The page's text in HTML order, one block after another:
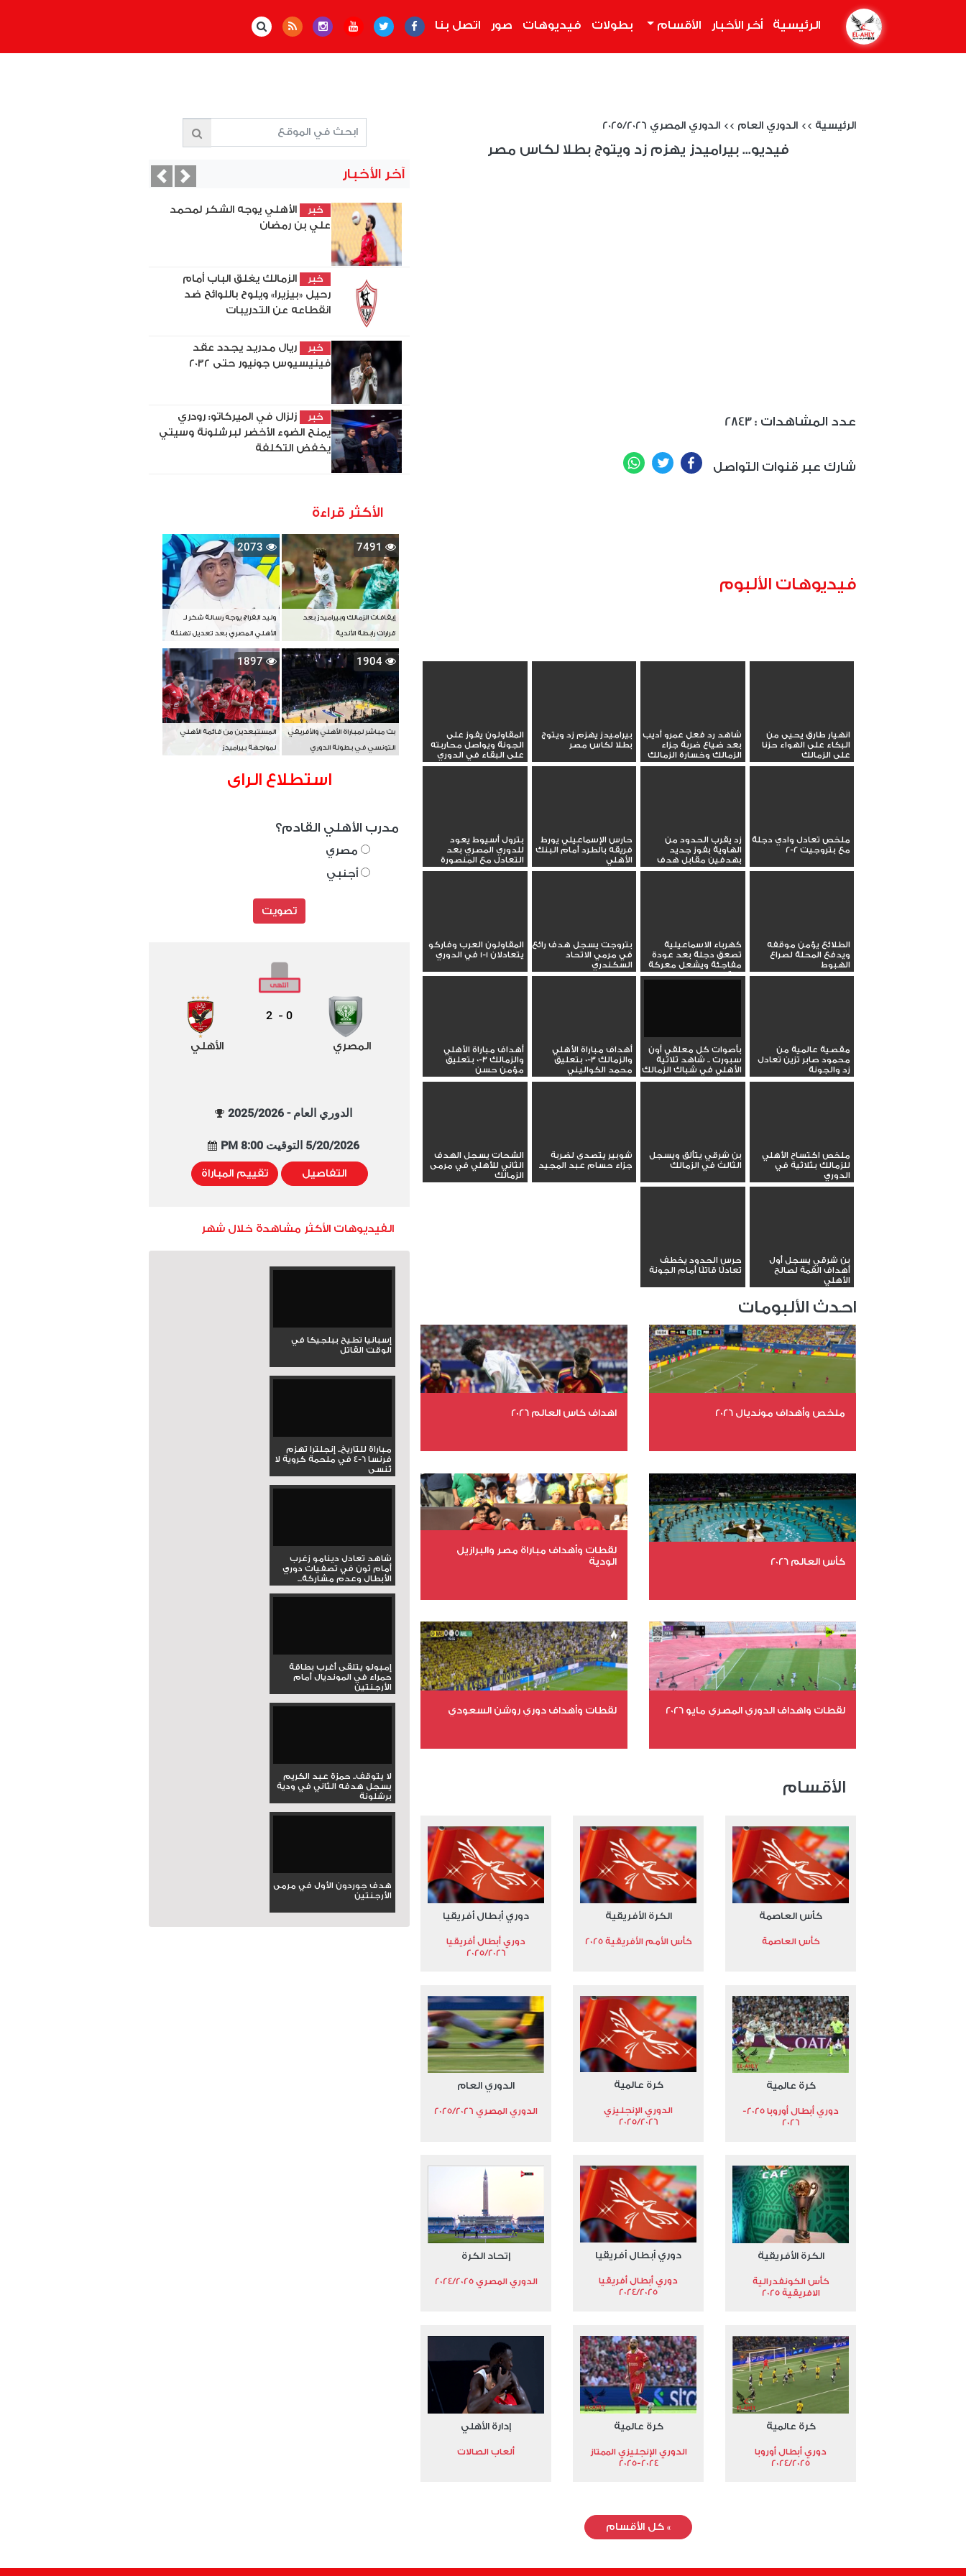
الرئيسية أخر الأخبار الأقسام بطولات فيديوهات صور اتصل بنا
الرئيسية >> الدوري العام >> الدوري المصري 2025/2026
فيديو... بيراميدز يهزم زد ويتوج بطلا لكاس مصر
2843 : عدد المشاهدات
شارك عبر قنوات التواصل Facebook
Twitter
WhatsApp
فيديوهات الألبوم
انهيار طارق يحيى من
البكاء على الهواء حزنا
على الزمالك
شاهد رد فعل عمرو أديب
بعد ضياع ضربة جزاء
الزمالك وخسارة الزمالك
بيراميدز يهزم زد ويتوج
بطلا لكاس مصر
المقاولون يفوز على
الجونة ويواصل محاربته
على البقاء في الدوري
ملخص تعادل وادي دجلة
مع بتروجيت 2-2
زد يقرب الحدود من
الهاوية بفوز جديد
بهدفين مقابل هدف
حارس الإسماعيلي يورط
فريقه بالطرد أمام البنك
الأهلي
بترول أسيوط يعود
للدوري المصري بعد
التعادل مع المنصورة
الطلائع يؤمن موقفه
ويدفع المحلة لصراع
الهبوط
كهرباء الاسماعيلية
تصعق دجلة بعد عودة
مفاجئة ويشعل معركة
البقاء
بتروجت يسجل هدف رائع
في مرمي الاتحاد
السكندري
المقاولون العرب وفاركو
يتعادلان 1-1 في الدوري
مقصية عالمية من
محمود صابر تزين تعادل
زد والجونة
بأصوات كل معلقي أون
سبورت .. شاهد ثلاثية
الأهلي في شباك الزمالك
أهداف مباراة الأهلي
والزمالك 3-0 بتعليق
محمد الكواليني
أهداف مباراة الأهلي
والزمالك 3-0 بتعليق
مؤمن حسن
ملخص اكتساح الأهلي
للزمالك بثلاثية في
الدوري
بن شرقي يتألق ويسجل
الثالث في الزمالك
شوبير يتصدى لضربة
جزاء حسام عبد المجيد
الشحات يسجل الهدف
الثاني للأهلي في مرمى
الزمالك
بن شرقي يسجل أول
أهداف القمة لصالح
الأهلي
حرس الحدود يخطف
تعادلًا قاتلًا أمام الجونة
احدث الألبومات
ملخص وأهداف مونديال 2026
عدد المشاهدات 4792
اهداف كاس العالم 2026
عدد المشاهدات 1983
كأس العالم 2026
عدد المشاهدات 10731
لقطات وأهداف مباراة مصر والبرازيل
الودية
عدد المشاهدات 15676
لقطات واهداف الدوري المصري مايو 2026 لقطات وأهداف دوري روشن السعودي
الأقسام
كأس العاصمة
كأس العاصمة
الكرة الأفريقية
كأس الأمم الأفريقية 2025
دوري أبطال أفريقيا
دوري أبطال أفريقيا
2025/2026
كرة عالمية
دوري أبطال أوروبا 2025-
2026
كرة عالمية
الدوري الإنجليزي
2025/2026
الدوري العام
الدوري المصري 2025/2026
الكرة الأفريقية
كأس الكونفدرالية
الافريقية 2025
دوري أبطال أفريقيا
دوري أبطال أفريقيا
2024/2025
إتحاد الكرة
الدوري المصري 2024/2025
كرة عالمية
دوري أبطال أوروبا
2024/2025
كرة عالمية
الدوري الإنجليزي الممتاز
2024-2025
إدارة الأهلي
ألعاب الصالات
»كل الأقسام
آخر الأخبار
خبر
الأهلي يوجه الشكر لمحمد
علي بن رمضان
خبر
الزمالك يغلق الباب أمام
رحيل «بيزيرا» ويلوح باللوائح ضد
انقطاعه عن التدريبات
خبر
ريال مدريد يجدد عقد
فينيسيوس جونيور حتى 2032
خبر
زلزال في الميركاتو: رودري
يمنح الضوء الأخضر لبرشلونة وسيتي
يخفض التكلفة
PreviousNext
الأكثر قراءة
7491
إيقافات الزمالك وبيراميدز بعد
قرارات رابطة الأندية
2073
وليد الفراج يوجه رسالة شكر لـ
الأهلي المصري بعد تعديل تهنئة
بطل آسيا
1904
بث مباشر لمباراة الأهلي والأفريقي
التونسي في بطولة الدوري
1897
المستبعدين من قائمة الأهلي
لمواجهة بيراميدز
استطلاع الراى
مدرب الأهلي القادم؟
مصري
أجنبي
تصويت
المصري
0
-
2
الأهلي
الدوري العام - 2025/2026
5/20/2026 التوقيت 8:00 PM
التفاصيل تقييم المباراة
الفيديوهات الأكثر مشاهدة خلال شهر
إسبانيا تطيح ببلجيكا في
الوقت القاتل
مباراة للتاريخ.. إنجلترا تهزم
فرنسا 6-4 في ملحمة كروية لا
تُنسى
شاهد تعادل دينامو زغرب
أمام ثون في تصفيات دوري
الأبطال وعدم مشاركة...
إمبولو يتلقى أغرب بطاقة
حمراء في المونديال أمام
الأرجنتين
لا يتوقف.. حمزة عبد الكريم
يسجل هدفه الثاني في ودية
برشلونة
هدف جوردون الأول في مرمى
الأرجنتين